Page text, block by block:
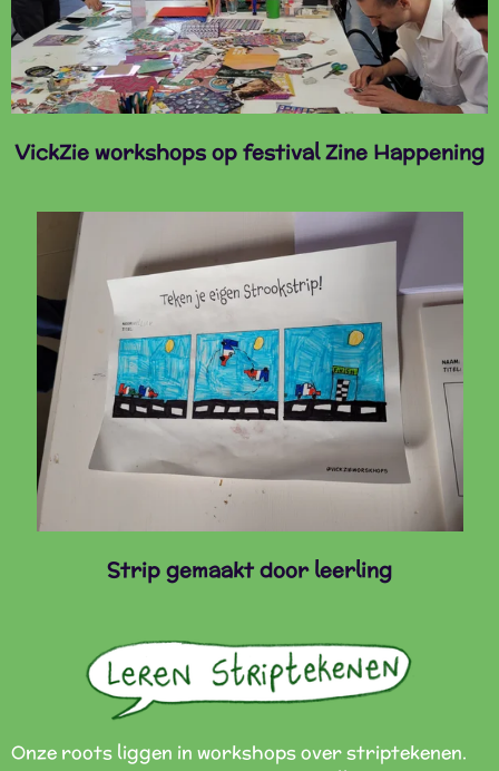
VickZie workshops op festival Zine Happening
Strip gemaakt door leerling
Onze roots liggen in workshops over striptekenen.